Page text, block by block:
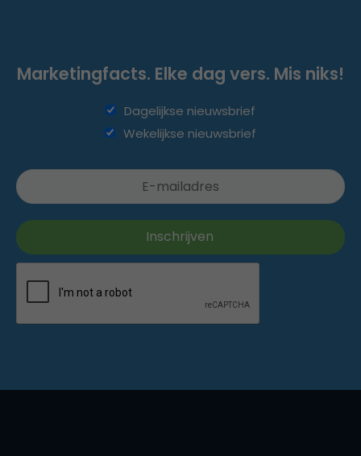
Marketingfacts. Elke dag vers. Mis niks!
Dagelijkse nieuwsbrief
Wekelijkse nieuwsbrief